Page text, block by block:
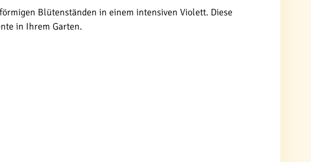
Blütenständen in einem intensiven Violett. Diese
in Ihrem Garten.